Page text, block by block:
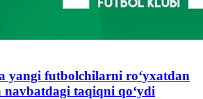
yangi futbolchilarni ro‘yxatdan
navbatdagi taqiqni qo‘ydi